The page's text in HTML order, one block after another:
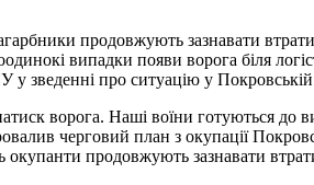
випадки появи ворога біля
зведенні про ситуацію у
черговий план з окупації
продовжують зазнавати